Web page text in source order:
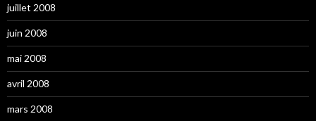
juillet 2008
juin 2008
mai 2008
avril 2008
mars 2008